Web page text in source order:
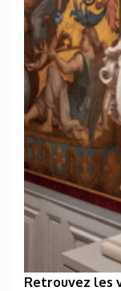
Retrouvez les